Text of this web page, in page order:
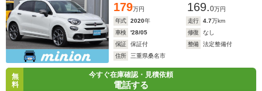
179万円 169.0万円
年式
2020年 走行 4.7万km
車検
'28/05 修復
なし
保証
保証付 整備
法定整備付
住所
三重県桑名市
無
料
今すぐ在庫確認・見積依頼
電話する